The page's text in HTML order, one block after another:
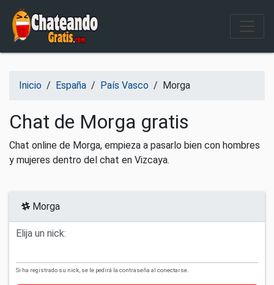
Salir del contenido
Inicio / España / País Vasco / Morga
Chat de Morga gratis
Chat online de Morga, empieza a pasarlo bien con hombres
y mujeres dentro del chat en Vizcaya.
Morga
Elija un nick:
Si ha registrado su nick, se le pedirá la contraseña al conectarse.